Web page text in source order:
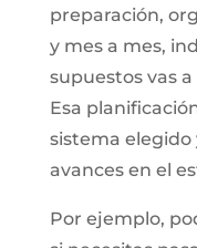
preparación,
y mes a mes,
supuestos vas
Esa
sistema
avances en el
Por ejemplo,